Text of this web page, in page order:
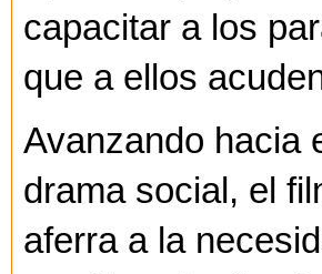
capacitar a los
que a ellos
Avanzando hacia
drama social, el
aferra a la